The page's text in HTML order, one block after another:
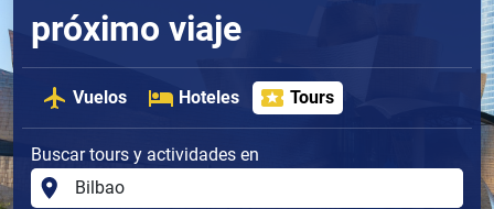
próximo viaje
Vuelos Hoteles Tours
Buscar tours y actividades en